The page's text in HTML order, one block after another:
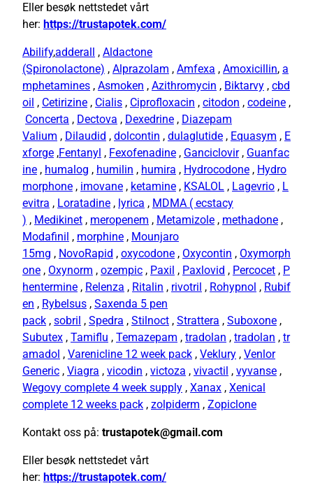
Eller besøk nettstedet vårt
her: https://trustapotek.com/
Abilify,adderall , Aldactone
(Spironolactone) , Alprazolam , Amfexa , Amoxicillin, a
mphetamines , Asmoken , Azithromycin , Biktarvy , cbd
oil , Cetirizine , Cialis , Ciprofloxacin , citodon , codeine ,
Concerta , Dectova , Dexedrine , Diazepam
Valium , Dilaudid , dolcontin , dulaglutide , Equasym , E
xforge ,Fentanyl , Fexofenadine , Ganciclovir, Guanfac
ine , humalog , humilin , humira , Hydrocodone , Hydro
morphone , imovane , ketamine , KSALOL , Lagevrio , L
evitra , Loratadine , lyrica , MDMA ( ecstacy
) , Medikinet , meropenem , Metamizole , methadone ,
Modafinil , morphine , Mounjaro
15mg , NovoRapid , oxycodone , Oxycontin , Oxymorph
one , Oxynorm , ozempic , Paxil , Paxlovid , Percocet , P
hentermine , Relenza , Ritalin , rivotril , Rohypnol , Rubif
en , Rybelsus , Saxenda 5 pen
pack , sobril , Spedra , Stilnoct , Strattera , Suboxone ,
Subutex , Tamiflu , Temazepam , tradolan , tradolan , tr
amadol , Varenicline 12 week pack , Veklury , Venlor
Generic , Viagra , vicodin , victoza , vivactil , vyvanse ,
Wegovy complete 4 week supply , Xanax , Xenical
complete 12 weeks pack , zolpiderm , Zopiclone
Kontakt oss på: trustapotek@gmail.com
Eller besøk nettstedet vårt
her: https://trustapotek.com/